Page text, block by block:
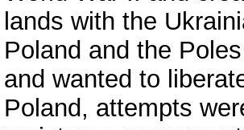
lands with the
Poland and the
and wanted to
Poland, attempts